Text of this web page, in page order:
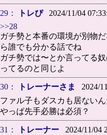
29： トレぴ2024/11/04
>>28
ガチ勢と本番の環境が別物
ら誰でも分かる話でね
ガチ勢では〜とか言ってる
ってるのと同じよ
30： トレーナーさま 2024/
ファル子もダスカも居ない
やっぱ先手必勝は必須？
31： トレーナー 2024/11/04